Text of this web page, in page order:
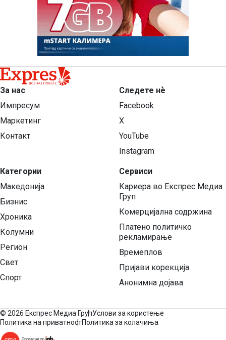
За нас
Импресум
Маркетинг
Контакт
Категории
Македонија
Бизнис
Хроника
Колумни
Регион
Свет
Спорт
Следете нѐ
Facebook
X
YouTube
Instagram
Сервиси
Кариера во Експрес Медиа
Груп
Комерцијална содржина
Платено политичко
рекламирање
Времеплов
Пријави корекција
Анонимна дојава
© 2026 Експрес Медиа ГрупУслови за користење
Политика на приватностПолитика за колачиња